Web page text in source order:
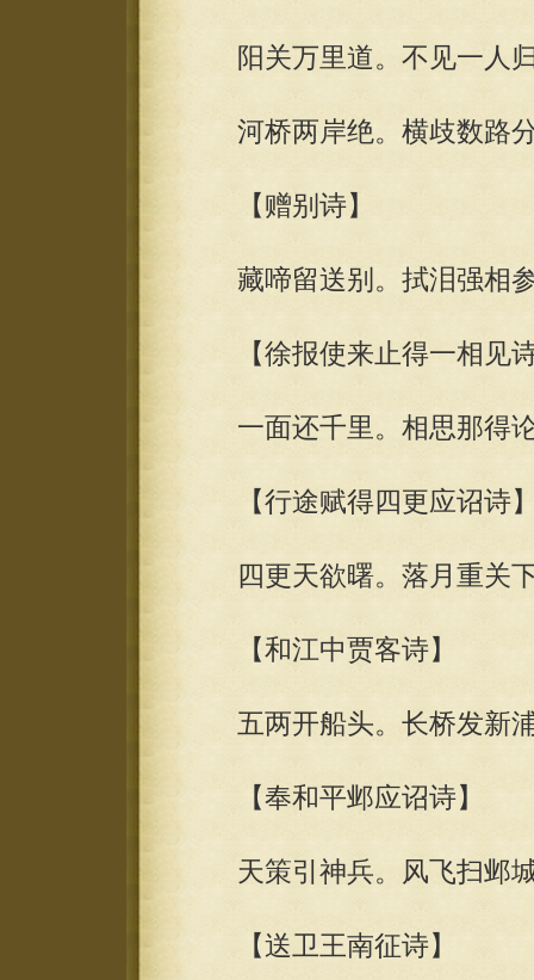
阳关万里道。不见一人归
河桥两岸绝。横歧数路分
【赠别诗】
藏啼留送别。拭泪强相参
【徐报使来止得一相见
一面还千里。相思那得论
【行途赋得四更应诏诗
四更天欲曙。落月重关下
【和江中贾客诗】
五两开船头。长桥发新浦
【奉和平邺应诏诗】
天策引神兵。风飞扫邺城
【送卫王南征诗】